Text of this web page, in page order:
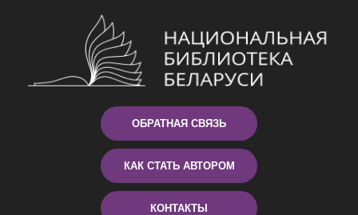
ОБРАТНАЯ СВЯЗЬ
КАК СТАТЬ АВТОРОМ
КОНТАКТЫ